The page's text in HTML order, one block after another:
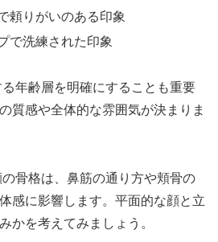
頼りがいのある印象
で洗練された印象
年齢層を明確にすることも重要
質感や全体的な雰囲気が決まりま
の骨格は、鼻筋の通り方や頬骨の
感に影響します。平面的な顔と立
かを考えてみましょう。